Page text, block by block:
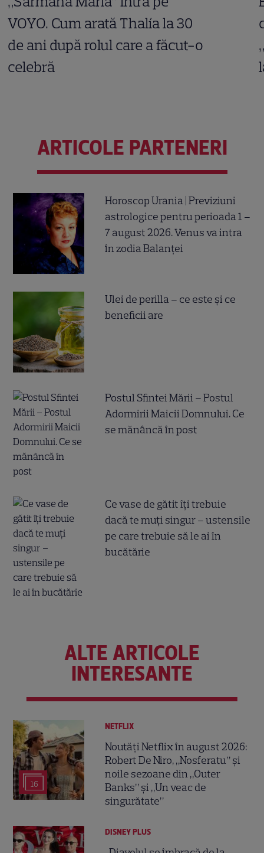
VOYO. Cum arată Thalía la 30
de ani după rolul care a făcut-o
celebră
ARTICOLE PARTENERI
Horoscop Urania | Previziuni
astrologice pentru perioada 1 –
7 august 2026. Venus va intra
în zodia Balanței
Ulei de perilla – ce este și ce
beneficii are
Postul Sfintei Mării – Postul
Adormirii Maicii Domnului. Ce
se mănâncă în post
Ce vase de gătit îți trebuie
dacă te muți singur – ustensile
pe care trebuie să le ai în
bucătărie
ALTE ARTICOLE
INTERESANTE
16
NETFLIX
Noutăți Netflix în august 2026:
Robert De Niro, „Nosferatu” și
noile sezoane din „Outer
Banks” și „Un veac de
singurătate”
DISNEY PLUS